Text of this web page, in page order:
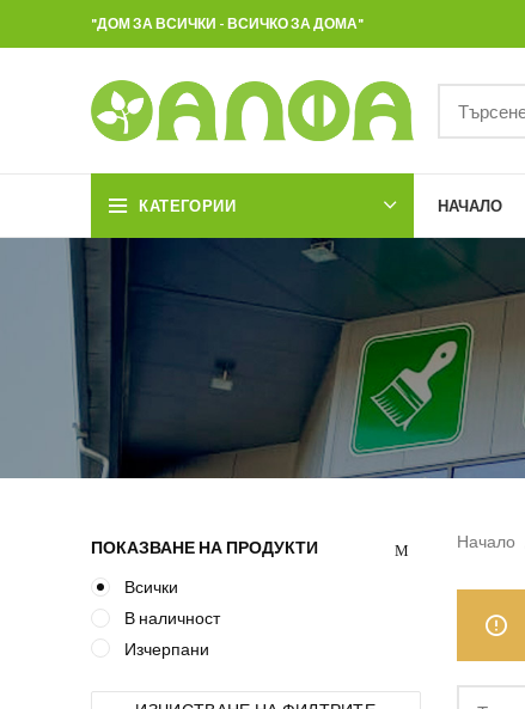
"ДОМ ЗА ВСИЧКИ - ВСИЧКО ЗА ДОМА"
КАТЕГОРИИ НАЧАЛО
ПОКАЗВАНЕ НА ПРОДУКТИ
Всички
В наличност
Изчерпани
Начало